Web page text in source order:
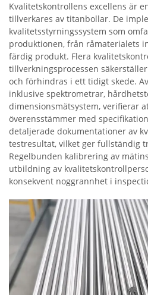
Kvalitetskontrollens excellens är
tillverkares av titanbollar. De
kvalitetsstyrningssystem som
produktionen, från råmaterialets
färdig produkt. Flera
tillverkningsprocessen
och förhindras i ett tidigt skede.
inklusive spektrometrar,
dimensionsmätsystem, verifierar
överensstämmer med
detaljerade dokumentationer av
testresultat, vilket ger fullständig
Regelbunden kalibrering av
utbildning av
konsekvent noggrannhet i